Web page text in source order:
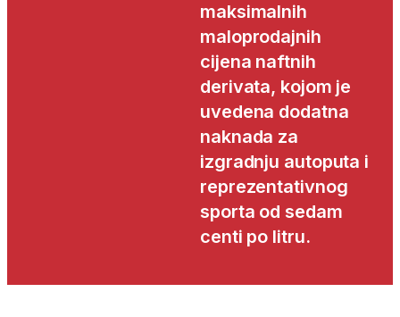
maksimalnih
maloprodajnih
cijena naftnih
derivata, kojom je
uvedena dodatna
naknada za
izgradnju autoputa i
reprezentativnog
sporta od sedam
centi po litru.